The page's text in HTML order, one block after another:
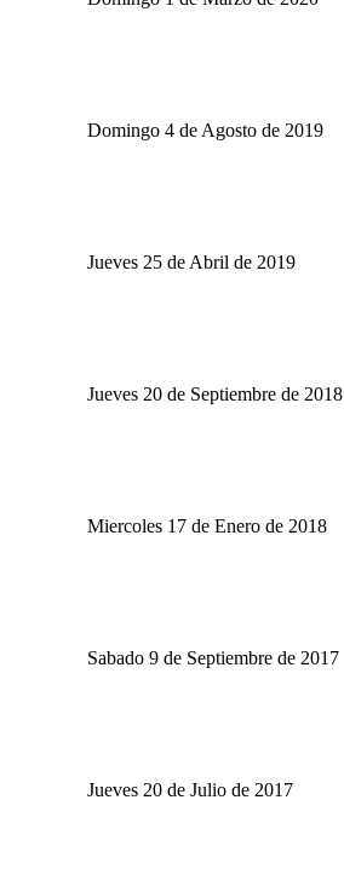
Domingo 4 de Agosto de 2019
Jueves 25 de Abril de 2019
Jueves 20 de Septiembre de 2018
Miercoles 17 de Enero de 2018
Sabado 9 de Septiembre de 2017
Jueves 20 de Julio de 2017